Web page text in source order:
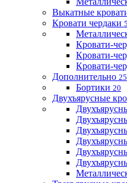
Выкатные
Кровати чердаки
Кровати-
Кровати-
Кровати-
Дополнительно 25
Бортики 20
Двухъярусные